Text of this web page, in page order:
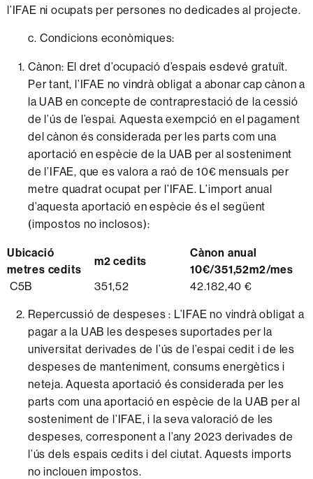
l’IFAE ni ocupats per persones no dedicades al projecte.
c. Condicions econòmiques:
Cànon: El dret d’ocupació d’espais esdevé gratuït.
Per tant, l’IFAE no vindrà obligat a abonar cap cànon a
la UAB en concepte de contraprestació de la cessió
de l’ús de l’espai. Aquesta exempció en el pagament
del cànon és considerada per les parts com una
aportació en espècie de la UAB per al sosteniment
de l’IFAE, que es valora a raó de 10€ mensuals per
metre quadrat ocupat per l’IFAE. L’import anual
d’aquesta aportació en espècie és el següent
(impostos no inclosos):
Ubicació
metres cedits
m2 cedits
Cànon anual
10€/351,52m2/mes
C5B
351,52
42.182,40 €
Repercussió de despeses : L’IFAE no vindrà obligat a
pagar a la UAB les despeses suportades per la
universitat derivades de l’ús de l’espai cedit i de les
despeses de manteniment, consums energètics i
neteja. Aquesta aportació és considerada per les
parts com una aportació en espècie de la UAB per al
sosteniment de l’IFAE, i la seva valoració de les
despeses, corresponent a l’any 2023 derivades de
l’ús dels espais cedits i del ciutat. Aquests imports
no inclouen impostos.